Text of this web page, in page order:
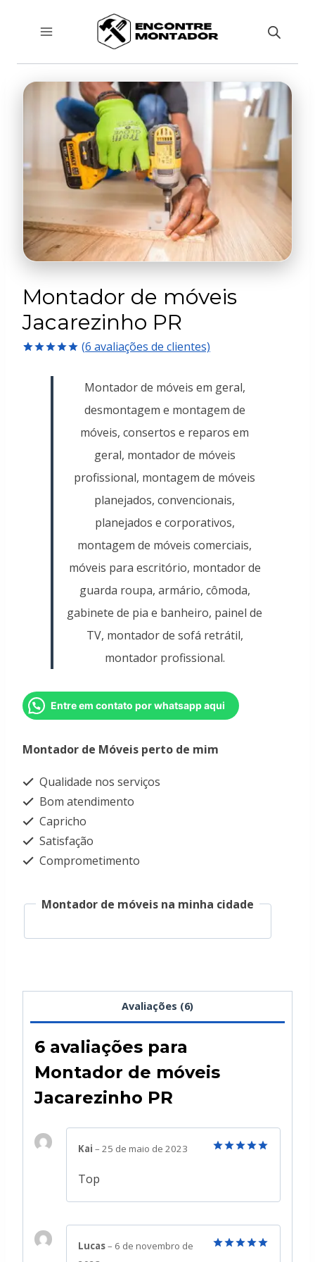
Conteúdo
Montador de móveis
Jacarezinho PR
como5.00
(6 avaliações de clientes)
Montador de móveis em geral,
desmontagem e montagem de
móveis, consertos e reparos em
geral, montador de móveis
profissional, montagem de móveis
planejados, convencionais,
planejados e corporativos,
montagem de móveis comerciais,
móveis para escritório, montador de
guarda roupa, armário, cômoda,
gabinete de pia e banheiro, painel de
TV, montador de sofá retrátil,
montador profissional.
Entre em contato por whatsapp aqui
Montador de Móveis perto de mim
Qualidade nos serviços
Bom atendimento
Capricho
Satisfação
Comprometimento
Montador de móveis na minha cidade
Avaliações (6)
6 avaliações para
Montador de móveis
Jacarezinho PR
Kai – 25 de maio de 2023
Top
Lucas– 6 de novembro de